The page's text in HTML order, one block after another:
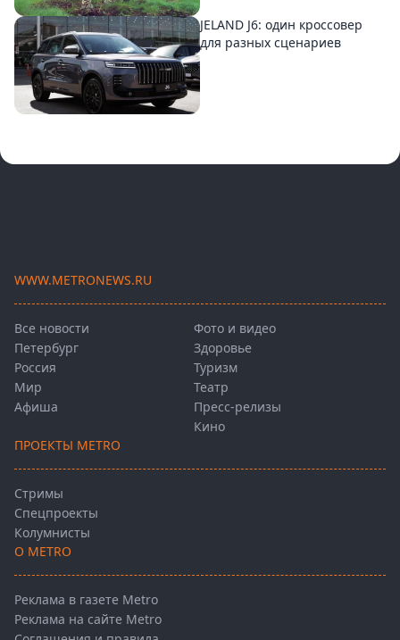
JELAND J6: один кроссовер
для разных сценариев
WWW.METRONEWS.RU
Все новости
Петербург
Россия
Мир
Афиша
Фото и видео
Здоровье
Туризм
Театр
Пресс-релизы
Кино
ПРОЕКТЫ METRO
Стримы
Спецпроекты
Колумнисты
О METRO
Реклама в газете Metro
Реклама на сайте Metro